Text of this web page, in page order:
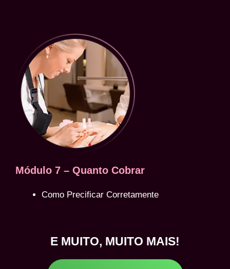
Módulo 7 – Quanto Cobrar
Como Precificar Corretamente
E MUITO, MUITO MAIS!